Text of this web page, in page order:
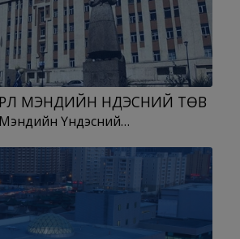
МЭНДИЙН ҮНДЭСНИЙ ТӨВ
Мэндийн Үндэсний…